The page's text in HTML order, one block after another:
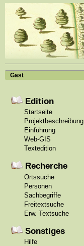
Gast
Edition
Startseite
Projektbeschreibung
Einführung
Web-GIS
Textedition
Recherche
Ortssuche
Personen
Sachbegriffe
Freitextsuche
Erw. Textsuche
Sonstiges
Hilfe